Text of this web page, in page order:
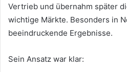
Vertrieb und übernahm später
wichtige Märkte. Besonders in
beeindruckende Ergebnisse.
Sein Ansatz war klar: